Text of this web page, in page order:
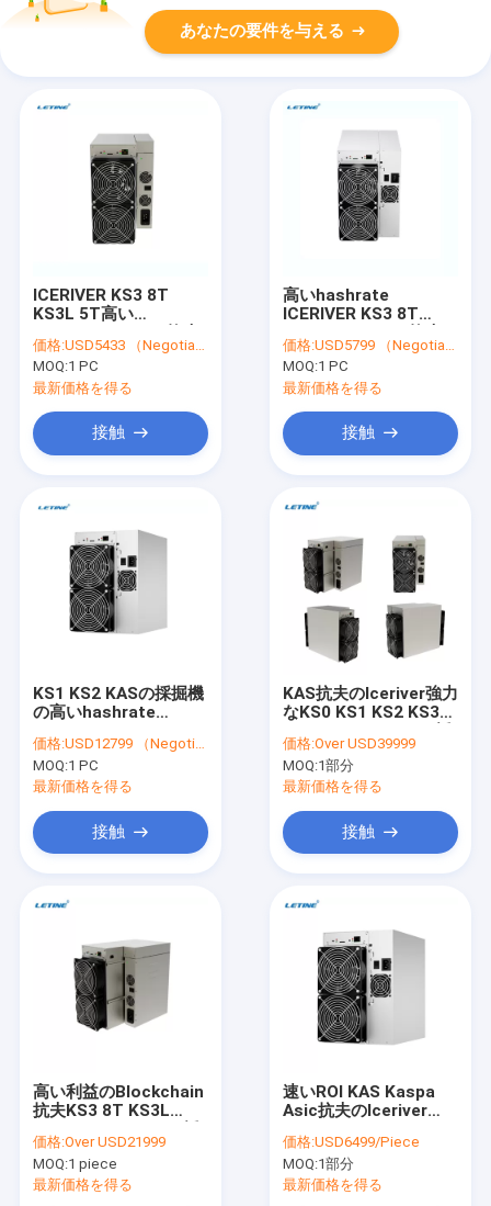
ビデオ
わたしたち に つい て
連絡 ください
あなたの要件を与える
ICERIVER KS3 8T
KS3L 5T高い
KS1 KS2 KASの採掘機
価格:USD5433 （Negotiable）
MOQ:1 PC
最新価格を得る
接触
高いhashrate
ICERIVER KS3 8T
KS1 KS2 KASの採掘機
価格:USD5799 （Negotiable）
MOQ:1 PC
最新価格を得る
接触
KS1 KS2 KASの採掘機
の高いhashrate
KS3L 5T KASPA抗夫
価格:USD12799 （Negotiable）
MOQ:1 PC
最新価格を得る
接触
KAS抗夫のIceriver強力
なKS0 KS1 KS2 KS3
掘機
価格:Over USD39999
MOQ:1部分
最新価格を得る
接触
高い利益のBlockchain
抗夫KS3 8T KS3L
掘機
価格:Over USD21999
MOQ:1 piece
最新価格を得る
速いROI KAS Kaspa
Asic抗夫のIceriver
の家のAsic抗夫機械
価格:USD6499/Piece
MOQ:1部分
最新価格を得る